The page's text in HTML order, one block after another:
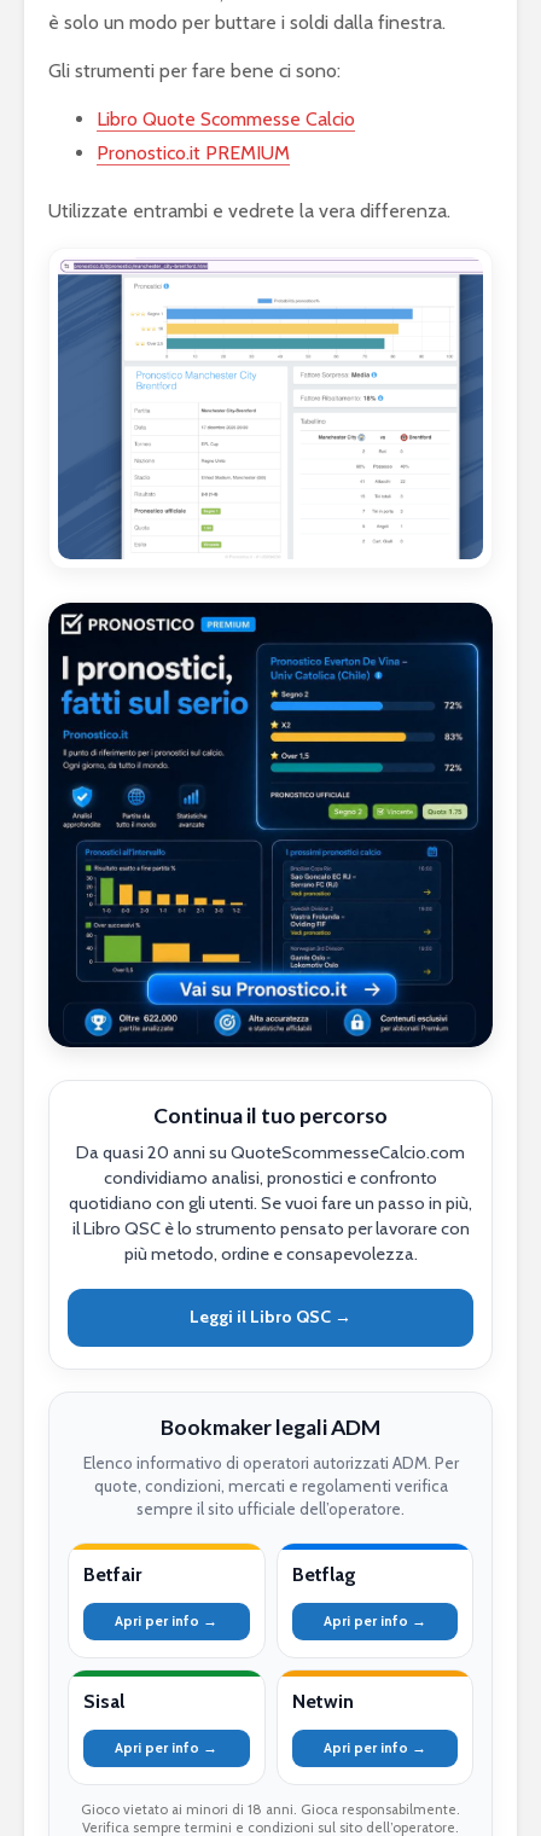
è solo un modo per buttare i soldi dalla finestra.
Gli strumenti per fare bene ci sono:
Libro Quote Scommesse Calcio
Pronostico.it PREMIUM
Utilizzate entrambi e vedrete la vera differenza.
Continua il tuo percorso
Da quasi 20 anni su QuoteScommesseCalcio.com
condividiamo analisi, pronostici e confronto
quotidiano con gli utenti. Se vuoi fare un passo in più,
il Libro QSC è lo strumento pensato per lavorare con
più metodo, ordine e consapevolezza.
Leggi il Libro QSC →
Bookmaker legali ADM
Elenco informativo di operatori autorizzati ADM. Per
quote, condizioni, mercati e regolamenti verifica
sempre il sito ufficiale dell’operatore.
Betfair
Apri per info →
Betflag
Apri per info →
Sisal
Apri per info →
Netwin
Apri per info →
Gioco vietato ai minori di 18 anni. Gioca responsabilmente.
Verifica sempre termini e condizioni sul sito dell’operatore.